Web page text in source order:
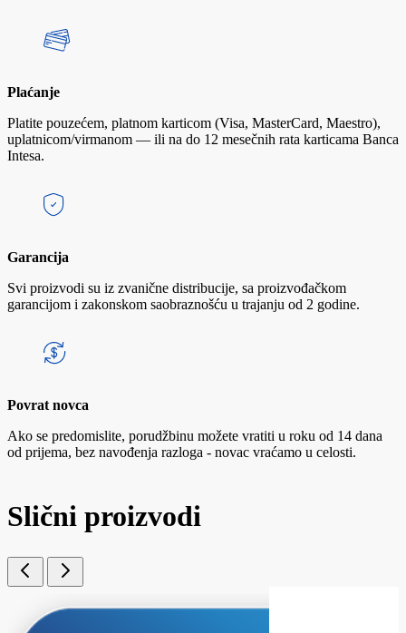
Plaćanje
Platite pouzećem, platnom karticom (Visa, MasterCard, Maestro),
uplatnicom/virmanom — ili na do 12 mesečnih rata karticama Banca
Intesa.
Garancija
Svi proizvodi su iz zvanične distribucije, sa proizvođačkom
garancijom i zakonskom saobraznošću u trajanju od 2 godine.
Povrat novca
Ako se predomislite, porudžbinu možete vratiti u roku od 14 dana
od prijema, bez navođenja razloga - novac vraćamo u celosti.
Slični proizvodi